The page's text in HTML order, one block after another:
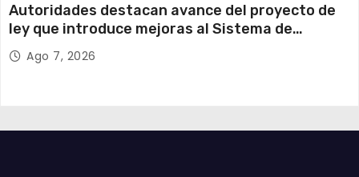
Autoridades destacan avance del proyecto de
ley que introduce mejoras al Sistema de
Admisión Escolar
Ago 7, 2026